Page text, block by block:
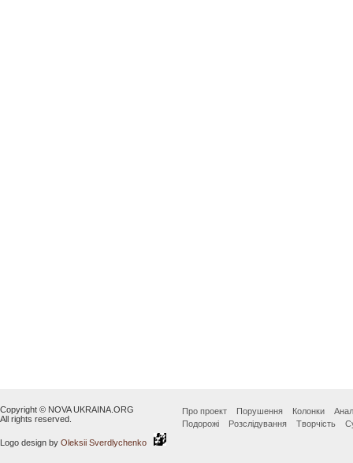
Copyright © NOVA UKRAINA.ORG
All rights reserved.
Logo design by Oleksii Sverdlychenko
Про проект Порушення Колонки
Подорожі
Розслідування Творчість